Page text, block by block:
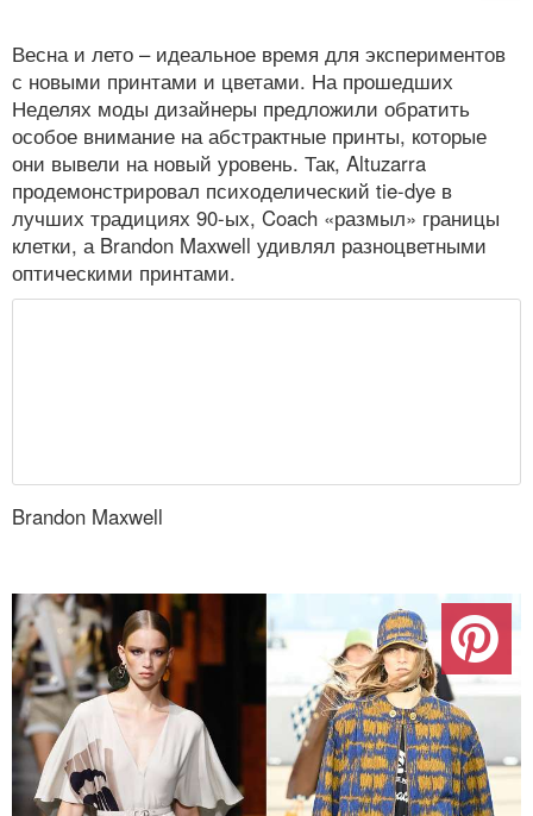
Весна и лето – идеальное время для экспериментов
с новыми принтами и цветами. На прошедших
Неделях моды дизайнеры предложили обратить
особое внимание на абстрактные принты, которые
они вывели на новый уровень. Так, Altuzarra
продемонстрировал психоделический tie-dye в
лучших традициях 90-ых, Coach «размыл» границы
клетки, а Brandon Maxwell удивлял разноцветными
оптическими принтами.
Brandon Maxwell